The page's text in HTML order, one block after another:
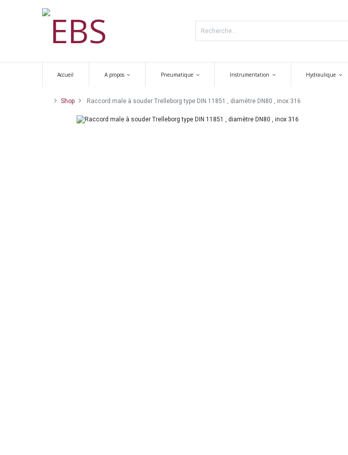
Accueil A propos Pneumatique Instrumentation Hydraulique
Shop Raccord male à souder Trelleborg type DIN 11851 , diamètre DN80 , inox 316